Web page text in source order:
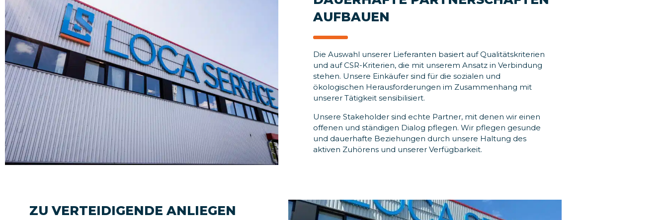
AUFBAUEN
Die Auswahl unserer Lieferanten basiert auf Qualitätskriterien
und auf CSR-Kriterien, die mit unserem Ansatz in Verbindung
stehen. Unsere Einkäufer sind für die sozialen und
ökologischen Herausforderungen im Zusammenhang mit
unserer Tätigkeit sensibilisiert.
Unsere Stakeholder sind echte Partner, mit denen wir einen
offenen und ständigen Dialog pflegen. Wir pflegen gesunde
und dauerhafte Beziehungen durch unsere Haltung des
aktiven Zuhörens und unserer Verfügbarkeit.
ZU VERTEIDIGENDE ANLIEGEN